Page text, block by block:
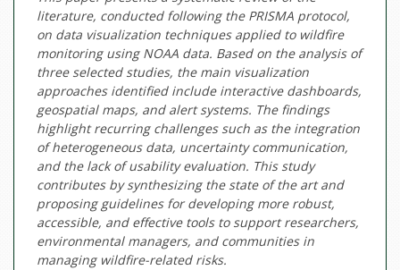
literature, conducted following the PRISMA protocol,
on data visualization techniques applied to wildfire
monitoring using NOAA data. Based on the analysis of
three selected studies, the main visualization
approaches identified include interactive dashboards,
geospatial maps, and alert systems. The findings
highlight recurring challenges such as the integration
of heterogeneous data, uncertainty communication,
and the lack of usability evaluation. This study
contributes by synthesizing the state of the art and
proposing guidelines for developing more robust,
accessible, and effective tools to support researchers,
environmental managers, and communities in
managing wildfire-related risks.